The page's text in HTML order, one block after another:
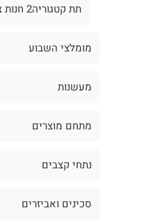
תת קטגוריה2 חנות ציוד
מומלצי השבוע
מעשנות
מתחם מוצרים
נתחי קצבים
סכינים ואביזרים